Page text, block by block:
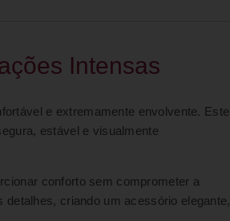
Intensas
e extremamente envolvente. Este
estável e visualmente
conforto sem comprometer a
criando um acessório elegante,